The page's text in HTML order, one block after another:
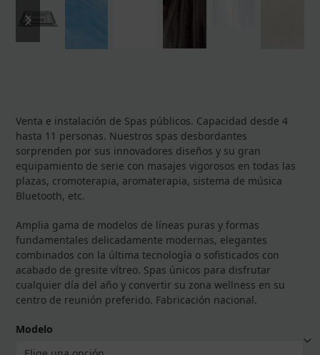
previous
slide
next
slide
Venta e instalación de Spas públicos. Capacidad desde 4
hasta 11 personas. Nuestros spas desbordantes
sorprenden por sus innovadores diseños y su gran
equipamiento de serie con masajes vigorosos en todas las
plazas, cromoterapia, aromaterapia, sistema de música
Bluetooth, etc.
Amplia gama de modelos de líneas puras y formas
fundamentales delicadamente modernas, elegantes
combinados con la última tecnología o sofisticados con
acabado de gresite vítreo. Spas únicos para disfrutar
cualquier día del año y convertir su zona wellness en su
centro de reunión preferido. Fabricación nacional.
Modelo